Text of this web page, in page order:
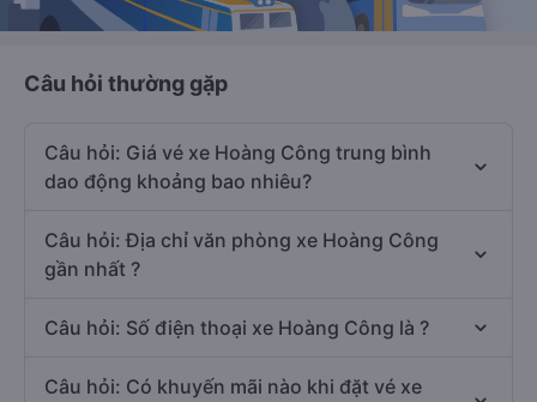
Câu hỏi thường gặp
Câu hỏi: Giá vé xe Hoàng Công trung bình
dao động khoảng bao nhiêu?
Câu hỏi: Địa chỉ văn phòng xe Hoàng Công
gần nhất ?
Câu hỏi: Số điện thoại xe Hoàng Công là ?
Câu hỏi: Có khuyến mãi nào khi đặt vé xe